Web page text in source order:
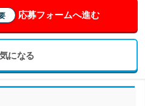
応募フォームへ進む
気になる